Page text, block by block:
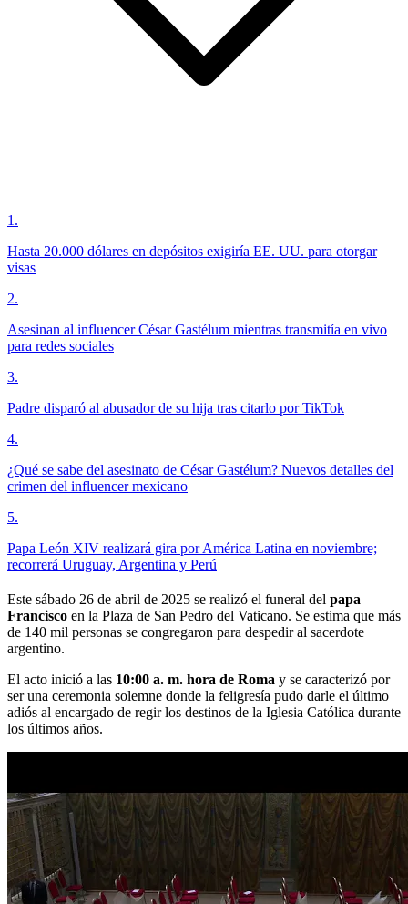
1 .
Hasta 20.000 dólares en depósitos exigiría EE. UU. para otorgar
visas
2.
Asesinan al influencer César Gastélum mientras transmitía en vivo
para redes sociales
3.
Padre disparó al abusador de su hija tras citarlo por TikTok
4.
¿Qué se sabe del asesinato de César Gastélum? Nuevos detalles del
crimen del influencer mexicano
5.
Papa León XIV realizará gira por América Latina en noviembre;
recorrerá Uruguay, Argentina y Perú
Este sábado 26 de abril de 2025 se realizó el funeral del papa
Francisco en la Plaza de San Pedro del Vaticano. Se estima que más
de 140 mil personas se congregaron para despedir al sacerdote
argentino.
El acto inició a las 10:00 a. m. hora de Roma y se caracterizó por
ser una ceremonia solemne donde la feligresía pudo darle el último
adiós al encargado de regir los destinos de la Iglesia Católica durante
los últimos años.